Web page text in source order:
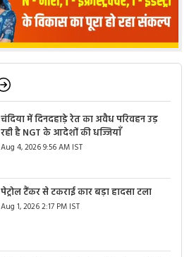
चंदिया में दिनदहाड़े रेत का अवैध परिवहन उड़
रही है NGT के आदेशों की धज्जियाँ
Aug 4, 2026 9:56 AM IST
पेट्रोल टैंकर से टकराई कार बड़ा हादसा टला
Aug 1, 2026 2:17 PM IST